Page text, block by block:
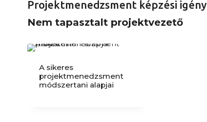
Projektmenedzsment képzési igény
Nem tapasztalt projektvezető
A sikeres
projektmenedzsment
módszertani alapjai